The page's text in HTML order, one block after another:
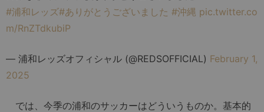
#浦和レッズ#ありがとうございました #沖縄 pic.twitter.co
m/RnZTdkubiP
— 浦和レッズオフィシャル (@REDSOFFICIAL) February 1,
2025
では、今季の浦和のサッカーはどういうものか。基本的